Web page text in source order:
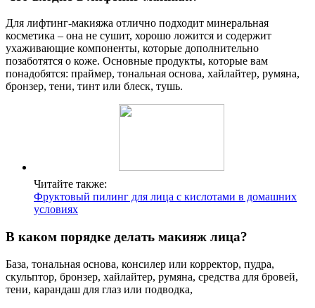
Для лифтинг-макияжа отлично подходит минеральная
косметика – она не сушит, хорошо ложится и содержит
ухаживающие компоненты, которые дополнительно
позаботятся о коже. Основные продукты, которые вам
понадобятся: праймер, тональная основа, хайлайтер, румяна,
бронзер, тени, тинт или блеск, тушь.
Читайте также:
Фруктовый пилинг для лица с кислотами в домашних
условиях
В каком порядке делать макияж лица?
База, тональная основа, консилер или корректор, пудра,
скульптор, бронзер, хайлайтер, румяна, средства для бровей,
тени, карандаш для глаз или подводка,